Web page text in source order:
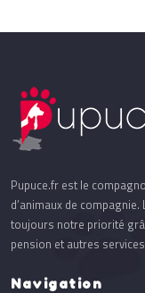
Pupuce.fr est le
d’animaux de
toujours notre priorité
pension et autres
Navigation